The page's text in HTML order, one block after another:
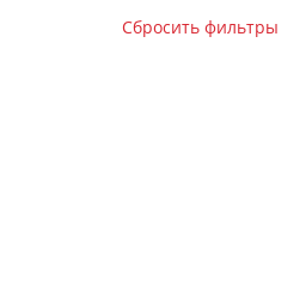
синий
Сбросить фильтры